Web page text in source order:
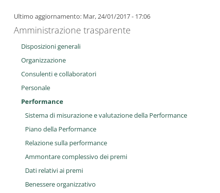
Ultimo aggiornamento: Mar, 24/01/2017 - 17:06
Amministrazione trasparente
Disposizioni generali
Organizzazione
Consulenti e collaboratori
Personale
Performance
Sistema di misurazione e valutazione della Performance
Piano della Performance
Relazione sulla performance
Ammontare complessivo dei premi
Dati relativi ai premi
Benessere organizzativo